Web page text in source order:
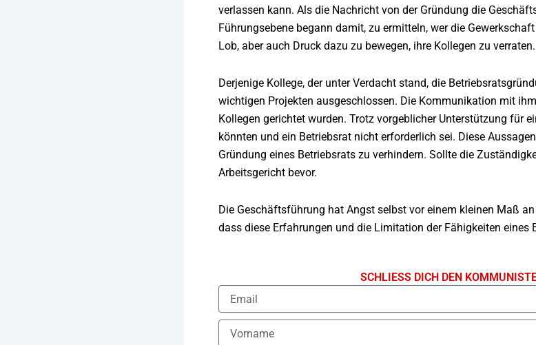
verlassen kann. Als die Nachricht von der Gründung die
Führungsebene begann damit, zu ermitteln, wer die
Lob, aber auch Druck dazu zu bewegen, ihre Kollegen zu
Derjenige Kollege, der unter Verdacht stand, die
wichtigen Projekten ausgeschlossen. Die Kommunikation mit
Kollegen gerichtet wurden. Trotz vorgeblicher Unterstützung für
könnten und ein Betriebsrat nicht erforderlich sei. Diese
Gründung eines Betriebsrats zu verhindern. Sollte die
Arbeitsgericht bevor.
Die Geschäftsführung hat Angst selbst vor einem kleinen Maß
dass diese Erfahrungen und die Limitation der Fähigkeiten
SCHLIESS DICH DEN